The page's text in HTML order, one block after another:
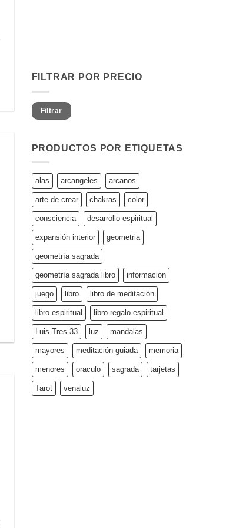
FILTRAR POR PRECIO
Precio
mínimo
Precio
máximo
Filtrar
PRODUCTOS POR ETIQUETAS
alas arcangeles arcanos
arte de crear chakras color
consciencia desarrollo espiritual
expansión interior geometria
geometría sagrada
geometría sagrada libro informacion
juego libro libro de meditación
libro espiritual libro regalo espiritual
Luis Tres 33 luz mandalas
mayores meditación guiada memoria
menores oraculo sagrada tarjetas
Tarot venaluz